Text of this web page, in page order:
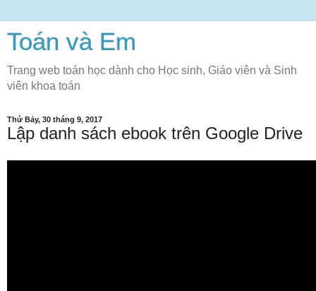
Toán và Em
Trang web toán học dành cho Học sinh, Giáo viên và Sinh
viên khoa toán
Thứ Bảy, 30 tháng 9, 2017
Lập danh sách ebook trên Google Drive